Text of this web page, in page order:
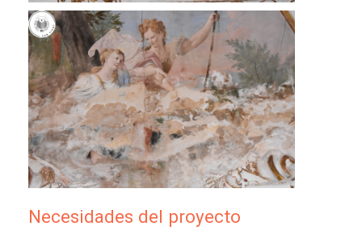
Necesidades del proyecto